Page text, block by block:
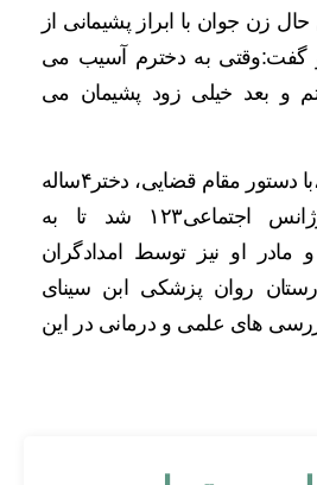
زن جوان با ابراز پشیمانی از
گفت:وقتی به دخترم آسیب می
و بعد خیلی زود پشیمان می
درخور یادآوری است ،با دستور مقام قضایی، دختر۴ساله
تحویل نیروهای اورژانس اجتماعی۱۲۳ شد تا به
و مادر او نیز توسط امدادگران
به بیمارستان روان پزشکی ابن سینای
های علمی و درمانی در این